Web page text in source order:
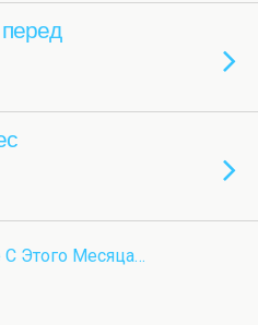
перед
С Этого Месяца…